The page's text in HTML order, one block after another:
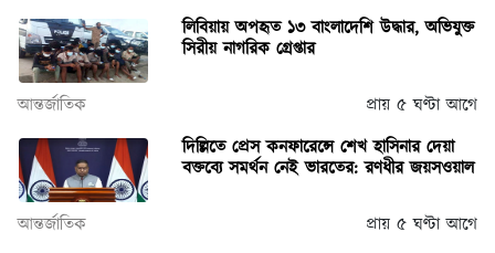
লিবিয়ায় অপহৃত ১৩ বাংলাদেশি উদ্ধার, অভিযুক্ত
সিরীয় নাগরিক গ্রেপ্তার
আন্তর্জাতিক
প্রায় ৫ ঘণ্টা আগে
দিল্লিতে প্রেস কনফারেন্সে শেখ হাসিনার দেয়া
বক্তব্যে সমর্থন নেই ভারতের: রণধীর জয়সওয়াল
আন্তর্জাতিক
প্রায় ৫ ঘণ্টা আগে